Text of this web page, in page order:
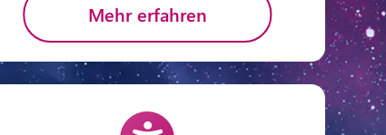
Mehr erfahren